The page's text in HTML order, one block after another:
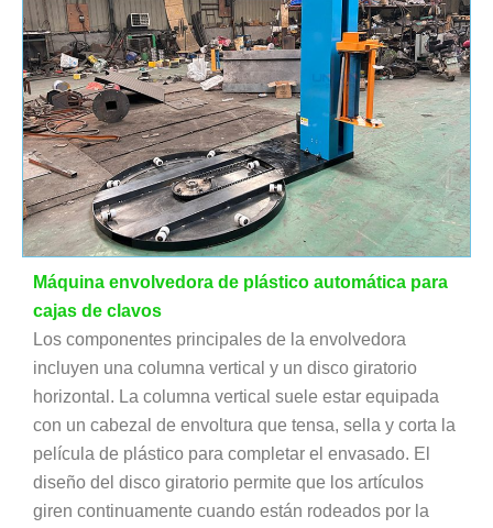
Máquina envolvedora de plástico automática para
cajas de clavos
Los componentes principales de la envolvedora
incluyen una columna vertical y un disco giratorio
horizontal. La columna vertical suele estar equipada
con un cabezal de envoltura que tensa, sella y corta la
película de plástico para completar el envasado. El
diseño del disco giratorio permite que los artículos
giren continuamente cuando están rodeados por la